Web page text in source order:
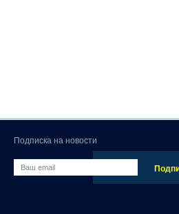
Подписка на новости